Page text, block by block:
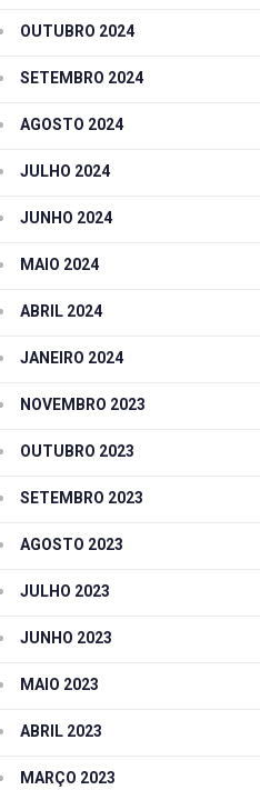
OUTUBRO 2024
SETEMBRO 2024
AGOSTO 2024
JULHO 2024
JUNHO 2024
MAIO 2024
ABRIL 2024
JANEIRO 2024
NOVEMBRO 2023
OUTUBRO 2023
SETEMBRO 2023
AGOSTO 2023
JULHO 2023
JUNHO 2023
MAIO 2023
ABRIL 2023
MARÇO 2023